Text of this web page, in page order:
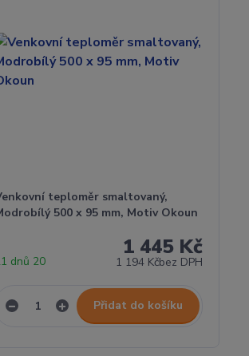
teploměr smaltovaný,
500 x 95 mm, Motiv Okoun
1 445 Kč
1 194 Kčbez DPH
dnů 20
Přidat do košíku